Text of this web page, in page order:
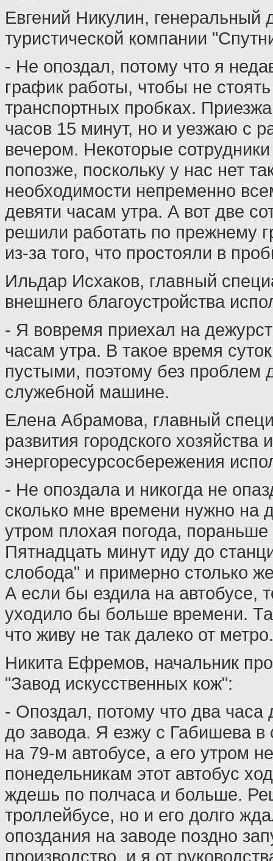
Евгений Никулин, генеральный
туристической компании
- Не опоздал, потому что я
график работы, чтобы не
транспортных пробках.
часов 15 минут, но и уезжаю с
вечером. Некоторые
попозже, поскольку у нас нет
необходимости непременно
девяти часам утра. А вот две
решили работать по прежнему
из-за того, что простояли в
Ильдар Исхаков, главный
внешнего благоустройства
- Я вовремя приехал на
часам утра. В такое время
пустыми, поэтому без проблем
служебной машине.
Елена Абрамова, главный
развития городского хозяйства и
энергоресурсосбережения
- Не опоздала и никогда не
сколько мне времени нужно на
утром плохая погода,
Пятнадцать минут иду до
слобода" и примерно столько
А если бы ездила на автобусе,
уходило бы больше времени.
что живу не так далеко от метро.
Никита Ефремов, начальник
"Завод искусственных кож":
- Опоздал, потому что два часа
до завода. Я езжу с Габишева в
на 79-м автобусе, а его утром
понедельникам этот автобус
ждешь по полчаса и больше.
троллейбусе, но и его долго
опоздания на заводе поздно
производство, и я от